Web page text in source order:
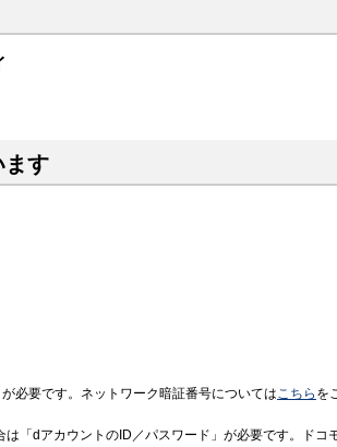
ます
必要です。ネットワーク暗証番号についてはこちら を
「dアカウントのID／パスワード」が必要です。ドコ